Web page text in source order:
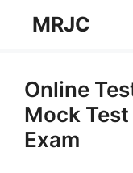
MRJC
Online
Mock
Exam